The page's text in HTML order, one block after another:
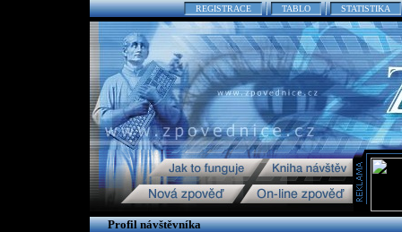
REGISTRACE TABLO STATISTIKA
Profil návštěvníka